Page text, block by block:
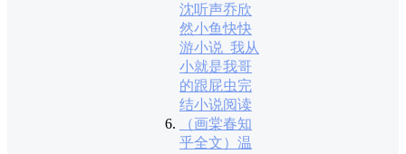
沈听声乔欣
然小鱼快快
游小说_我从
小就是我哥
的跟屁虫完
结小说阅读
（画棠春知
乎全文）温